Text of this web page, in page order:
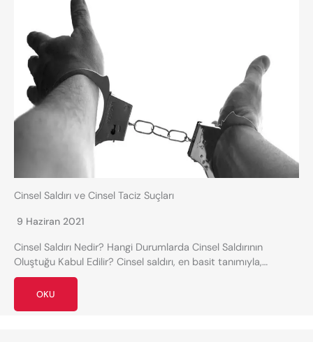
Cinsel Saldırı ve Cinsel Taciz Suçları
9 Haziran 2021
Cinsel Saldırı Nedir? Hangi Durumlarda Cinsel Saldırının
Oluştuğu Kabul Edilir? Cinsel saldırı, en basit tanımıyla,…
OKU